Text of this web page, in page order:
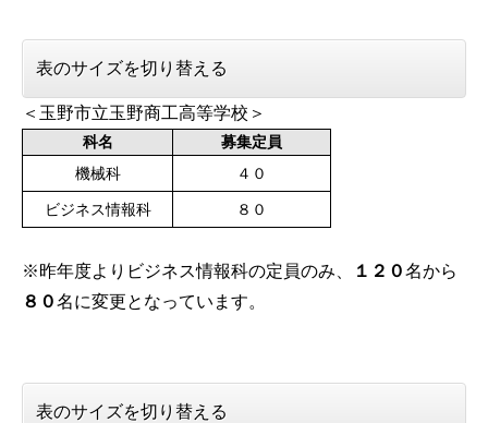
表のサイズを切り替える
＜玉野市立玉野商工高等学校＞
科名
募集定員
機械科
４０
ビジネス情報科 ８０
※昨年度よりビジネス情報科の定員のみ、 １２０名から
８０名に変更となっています。
表のサイズを切り替える